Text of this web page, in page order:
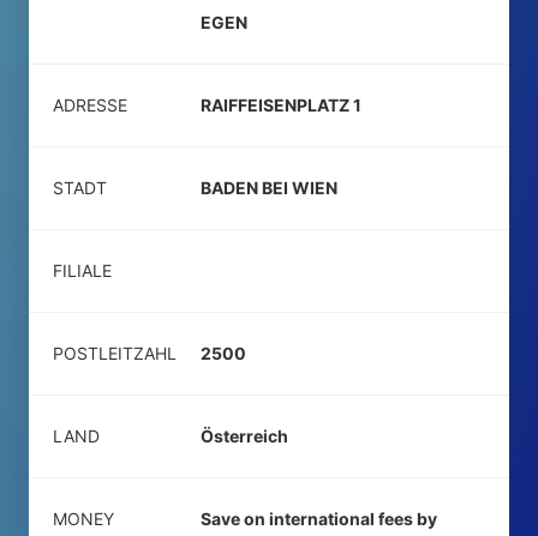
EGEN
ADRESSE RAIFFEISENPLATZ 1
STADT BADEN BEI WIEN
FILIALE
POSTLEITZAHL 2500
LAND Österreich
MONEY
Save on international fees by